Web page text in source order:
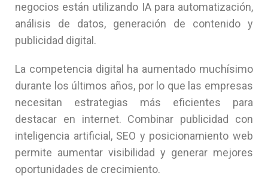
negocios están utilizando IA para automatización,
análisis de datos, generación de contenido y
publicidad digital.
La competencia digital ha aumentado muchísimo
durante los últimos años, por lo que las empresas
necesitan estrategias más eficientes para
destacar en internet. Combinar publicidad con
inteligencia artificial, SEO y posicionamiento web
permite aumentar visibilidad y generar mejores
oportunidades de crecimiento.